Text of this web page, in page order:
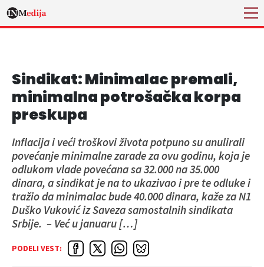
Sindikat: Minimalac premali,
minimalna potrošačka korpa
preskupa
Inflacija i veći troškovi života potpuno su anulirali
povećanje minimalne zarade za ovu godinu, koja je
odlukom vlade povećana sa 32.000 na 35.000
dinara, a sindikat je na to ukazivao i pre te odluke i
tražio da minimalac bude 40.000 dinara, kaže za N1
Duško Vuković iz Saveza samostalnih sindikata
Srbije. – Već u januaru […]
PODELI VEST: